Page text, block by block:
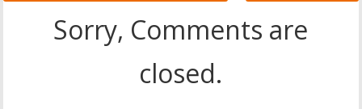
Sorry, Comments are
closed.